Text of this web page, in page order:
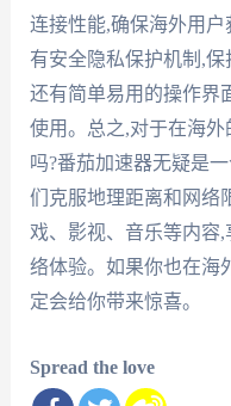
连接性能,确保海外用
有安全隐私保护机制,
还有简单易用的操作界
使用。总之,对于在海
吗?番茄加速器无疑是
们克服地理距离和网络
戏、影视、音乐等内容
络体验。如果你也在海
定会给你带来惊喜。
Spread the love